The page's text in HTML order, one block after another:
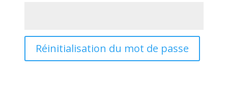
Réinitialisation du mot de passe